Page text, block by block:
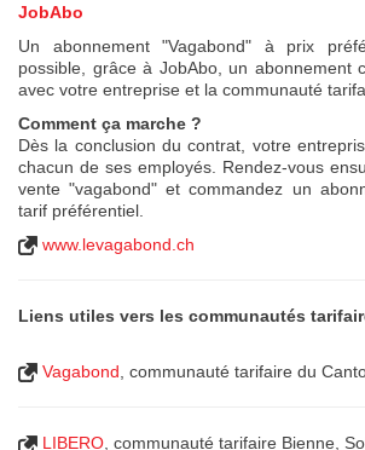
JobAbo
Un abonnement "Vagabond" à prix
possible, grâce à JobAbo, un abonnement
avec votre entreprise et la communauté
Comment ça marche ?
Dès la conclusion du contrat, votre
chacun de ses employés. Rendez-vous
vente "vagabond" et commandez un
tarif préférentiel.
www.levagabond.ch
Liens utiles vers les communautés
Vagabond , communauté tarifaire du
LIBERO, communauté tarifaire Bienne,